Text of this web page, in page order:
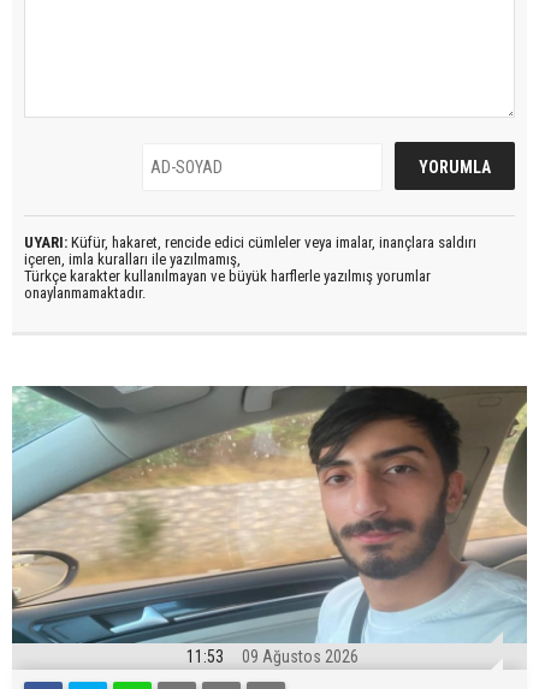
UYARI: Küfür, hakaret, rencide edici cümleler veya imalar, inançlara saldırı
içeren, imla kuralları ile yazılmamış,
Türkçe karakter kullanılmayan ve büyük harflerle yazılmış yorumlar
onaylanmamaktadır.
11:53 09 Ağustos 2026